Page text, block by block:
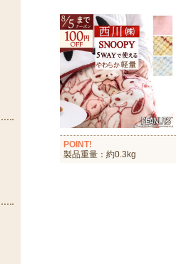
POINT!
製品重量：約0.3kg